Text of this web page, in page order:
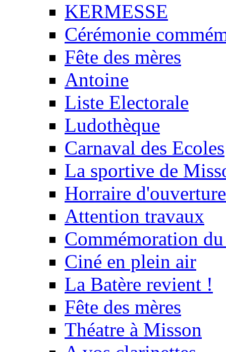
KERMESSE
Cérémonie
Fête des mères
Antoine
Liste Electorale
Ludothèque
Carnaval des Ecoles
La sportive de
Horraire
Attention travaux
Commémoration
Ciné en plein air
La Batère revient !
Fête des mères
Théatre à Misson